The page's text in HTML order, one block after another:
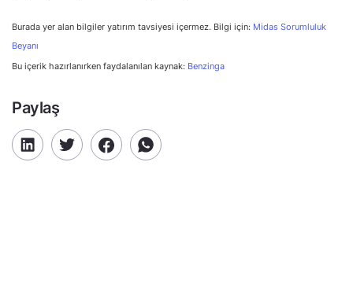
Burada yer alan bilgiler yatırım tavsiyesi içermez. Bilgi için: Midas Sorumluluk
Beyanı
Bu içerik hazırlanırken faydalanılan kaynak: Benzinga
Paylaş